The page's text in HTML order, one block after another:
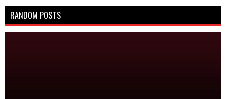
RANDOM POSTS